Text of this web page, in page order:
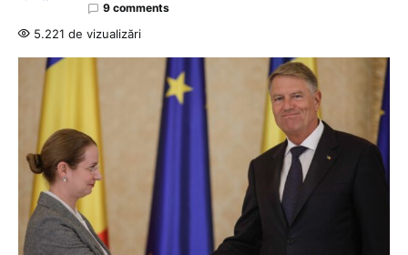
9 comments
5.221 de vizualizări